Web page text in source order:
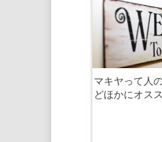
マキヤって人
どほかにオス